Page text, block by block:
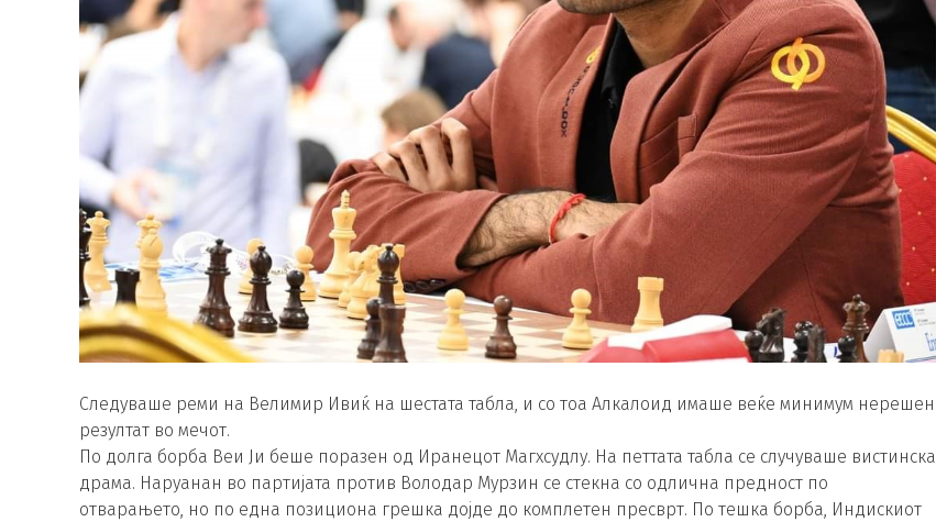
Следуваше реми на Велимир Ивиќ на шестата табла, и со тоа Алкалоид имаше веќе минимум нерешен
резултат во мечот.
По долга борба Веи Ји беше поразен од Иранецот Магхсудлу. На петтата табла се случуваше вистинска
драма. Наруанан во партијата против Володар Мурзин се стекна со одлична предност по
отварањето, но по една позициона грешка дојде до комплетен пресврт. По тешка борба, Индискиот